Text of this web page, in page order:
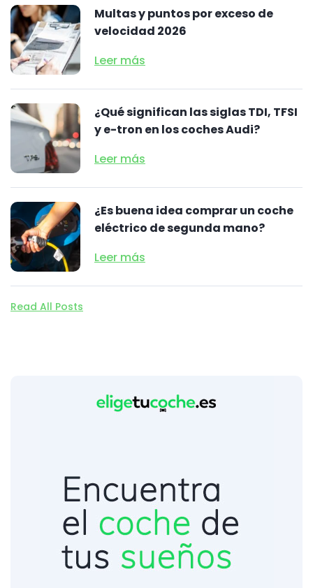
Multas y puntos por exceso de
velocidad 2026
Leer más
¿Qué significan las siglas TDI, TFSI
y e-tron en los coches Audi?
Leer más
¿Es buena idea comprar un coche
eléctrico de segunda mano?
Leer más
Read All Posts